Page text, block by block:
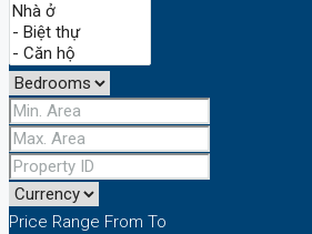
Price Range From To